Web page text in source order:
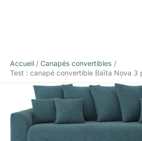
Accueil
Canapés convertibles
Test : canapé convertible Baïta Nova 3